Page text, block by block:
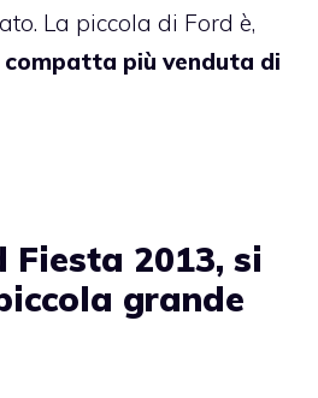
La piccola di Ford è,
compatta più venduta di
Fiesta 2013, si
grande